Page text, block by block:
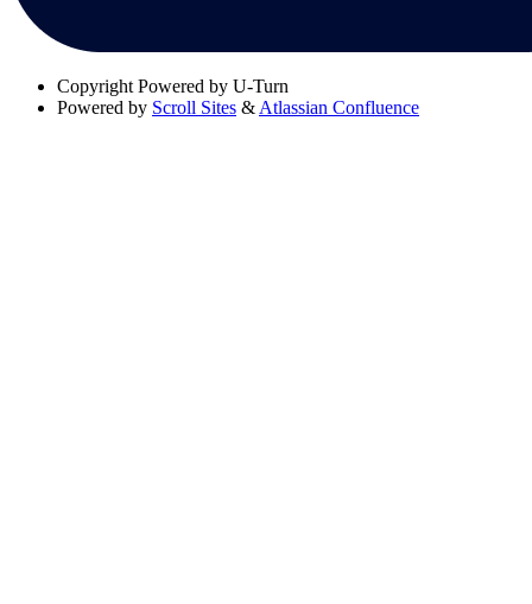
Copyright Powered by U-Turn
Powered by Scroll Sites & Atlassian Confluence